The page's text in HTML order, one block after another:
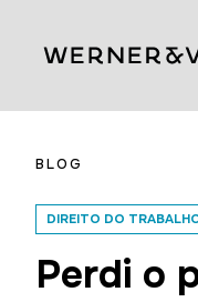
BLOG
DIREITO DO
Perdi o